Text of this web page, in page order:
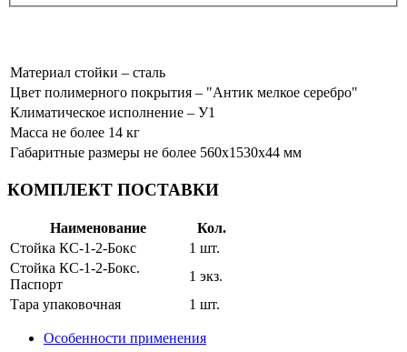
Материал стойки – сталь
Цвет полимерного покрытия – "Антик мелкое серебро"
Климатическое исполнение – У1
Масса не более 14 кг
Габаритные размеры не более 560х1530х44 мм
КОМПЛЕКТ ПОСТАВКИ
Наименование
Кол.
Стойка КС-1-2-Бокс
1 шт.
Стойка КС-1-2-Бокс.
Паспорт
1 экз.
Тара упаковочная
1 шт.
Особенности применения